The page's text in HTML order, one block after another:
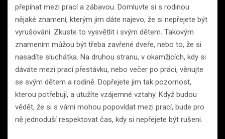
přepínat mezi prací a zábavou. Domluvte si s rodinou
nějaké znamení, kterým jim dáte najevo, že si nepřejete být
vyrušováni. Zkuste to vysvětlit i svým dětem. Takovým
znamením můžou být třeba zavřené dveře, nebo to, že si
nasadíte sluchátka. Na druhou stranu, v okamžicích, kdy si
dáváte mezi prací přestávku, nebo večer po práci, věnujte
se svým dětem a rodině. Dopřejete jim tak pozornost,
kterou potřebují, a utužíte vzájemné vztahy. Když budou
vědět, že si s vámi mohou popovídat mezi prací, bude pro
ně jednoduší respektovat čas, kdy si nepřejete být rušeni.